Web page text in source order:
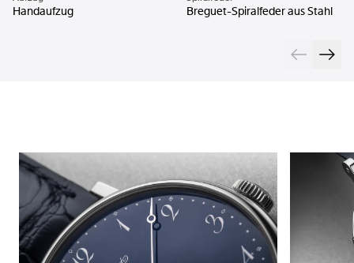
Handaufzug Breguet-Spiralfeder aus Stahl